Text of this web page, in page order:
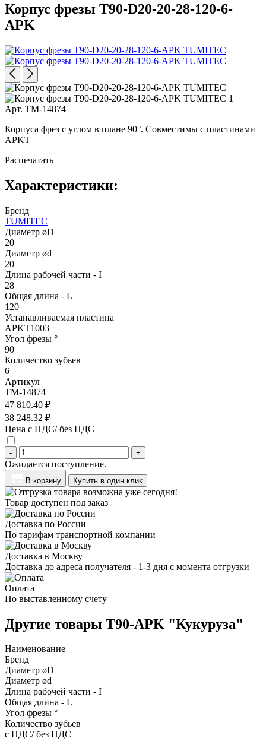
Корпус фрезы T90-D20-20-28-120-6-
APK
Арт. TM-14874
Корпуса фрез с углом в плане 90°. Совместимы с пластинами
APKT
Распечатать
Характеристики:
Бренд
TUMITEC
Диаметр øD
20
Диаметр ød
20
Длина рабочей части - I
28
Общая длина - L
120
Устанавливаемая пластина
APKT1003
Угол фрезы °
90
Количество зубьев
6
Артикул
TM-14874
47 810.40 ₽
38 248.32 ₽
Цена с НДС/ без НДС
- +
Ожидается поступление.
В корзину Купить в один клик
Товар доступен под заказ
Доставка по России
По тарифам транспортной компании
Доставка в Москву
Доставка до адреса получателя - 1-3 дня с момента отгрузки
Оплата
По выставленному счету
Другие товары T90-APK "Кукуруза"
Наименование
Бренд
Диаметр øD
Диаметр ød
Длина рабочей части - I
Общая длина - L
Угол фрезы °
Количество зубьев
с НДС/ без НДС